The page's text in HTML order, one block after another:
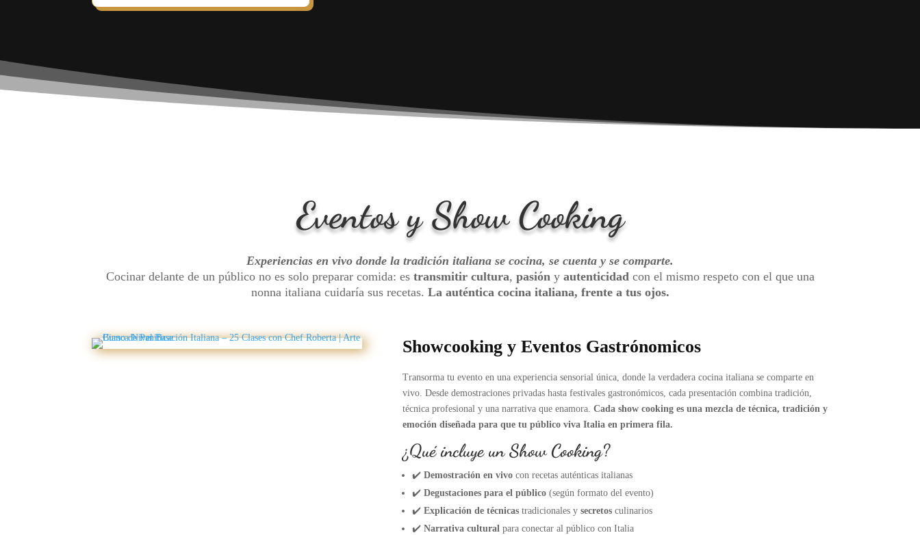
Eventos y Show Cooking
Experiencias en vivo donde la tradición italiana se cocina, se cuenta y se comparte.
Cocinar delante de un público no es solo preparar comida: es transmitir cultura, pasióny autenticidadcon el mismo respeto con el que una
nonna italiana cuidaría sus recetas. La auténtica cocina italiana, frente a tus ojos.
Showcooking y Eventos Gastrónomicos
Transorma tu evento en una experiencia sensorial única, donde la verdadera cocina italiana se comparte en
vivo. Desde demostraciones privadas hasta festivales gastronómicos, cada presentación combina tradición,
técnica profesional y una narrativa que enamora.Cada show cooking es una mezcla de técnica, tradición y
emoción diseñada para que tu público viva Italia en primera fila.
¿Qué incluye un Show Cooking?
✔️Demostración en vivo con recetas auténticas italianas
✔️Degustaciones para el público (según formato del evento)
✔️Explicación de técnicas tradicionales ysecretos culinarios
✔️Narrativa cultural para conectar al público con Italia